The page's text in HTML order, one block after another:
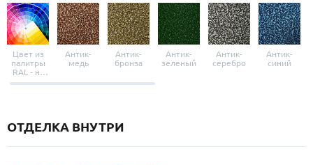
Цвет из
палитры
RAL - на
выбор
Антик-
медь
Антик-
бронза
Антик-
зеленый
Антик-
серебро
Антик-
синий
ОТДЕЛКА ВНУТРИ